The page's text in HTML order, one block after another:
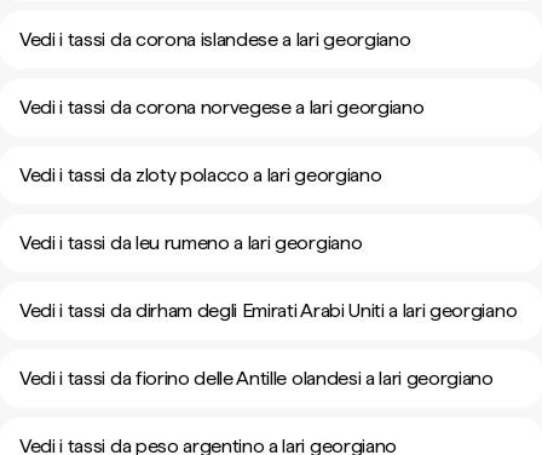
Vedi i tassi da corona islandese a lari georgiano
Vedi i tassi da corona norvegese a lari georgiano
Vedi i tassi da zloty polacco a lari georgiano
Vedi i tassi da leu rumeno a lari georgiano
Vedi i tassi da dirham degli Emirati Arabi Uniti a lari georgiano
Vedi i tassi da fiorino delle Antille olandesi a lari georgiano
Vedi i tassi da peso argentino a lari georgiano